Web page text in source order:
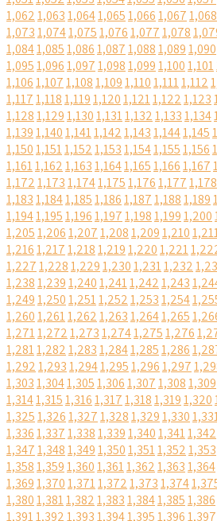
1,0621,0631,0641,0651,0661,0671,068
1,0731,0741,0751,0761,0771,078
1,0841,0851,0861,0871,0881,0891,090
1,0951,0961,0971,0981,0991,1001,101
1,1061,1071,1081,1091,1101,1111,112
1,1171,1181,1191,1201,1211,1221,123
1,1281,1291,1301,1311,1321,1331,134
1,1391,1401,1411,1421,1431,1441,145
1,1501,1511,1521,1531,1541,1551,156
1,1611,1621,1631,1641,1651,1661,167
1,1721,1731,1741,1751,1761,1771,178
1,1831,1841,1851,1861,1871,1881,189
1,1941,1951,1961,1971,1981,1991,200
1,2051,2061,2071,2081,2091,210
1,2161,2171,2181,2191,2201,221
1,2271,2281,2291,2301,2311,232
1,2381,2391,2401,2411,2421,243
1,2491,2501,2511,2521,2531,254
1,2601,2611,2621,2631,2641,265
1,2711,2721,2731,2741,2751,276
1,2811,2821,2831,2841,2851,286
1,2921,2931,2941,2951,2961,297
1,3031,3041,3051,3061,3071,3081,309
1,3141,3151,3161,3171,3181,3191,320
1,3251,3261,3271,3281,3291,330
1,3361,3371,3381,3391,3401,3411,342
1,3471,3481,3491,3501,3511,3521,353
1,3581,3591,3601,3611,3621,3631,364
1,3691,3701,3711,3721,3731,374
1,3801,3811,3821,3831,3841,3851,386
1,3911,3921,3931,3941,3951,3961,397